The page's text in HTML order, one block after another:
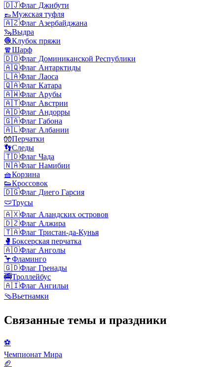
🇩🇯Флаг Джибути
👞Мужская туфля
🇦🇿Флаг Азербайджана
🦦Выдра
🧶Клубок пряжи
🧣Шарф
🇩🇴Флаг Доминиканской Республики
🇦🇶Флаг Антарктиды
🇱🇦Флаг Лаоса
🇶🇦Флаг Катара
🇦🇼Флаг Арубы
🇦🇹Флаг Австрии
🇦🇩Флаг Андорры
🇬🇦Флаг Габона
🇦🇱Флаг Албании
🧤Перчатки
👣Следы
🇹🇩Флаг Чада
🇳🇦Флаг Намибии
🧺Корзина
👟Кроссовок
🇩🇬Флаг Диего Гарсия
🩲Трусы
🇦🇽Флаг Аландских островов
🇩🇿Флаг Алжира
🇹🇦Флаг Тристан-да-Кунья
🥊 Боксерская перчатка
🇦🇴Флаг Анголы
🦩Фламинго
🇬🇩Флаг Гренады
🚎Троллейбус
🇦🇮Флаг Ангильи
🩴Вьетнамки
Связанные темы и праздники
⚽️
Чемпионат Мира
🏈